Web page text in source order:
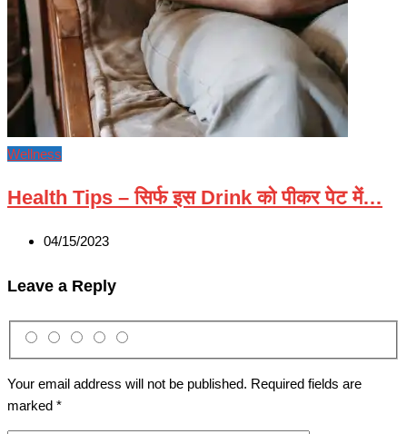
Wellness
Health Tips – सिर्फ इस Drink को पीकर पेट में…
04/15/2023
Leave a Reply
Your email address will not be published. Required fields are
marked *